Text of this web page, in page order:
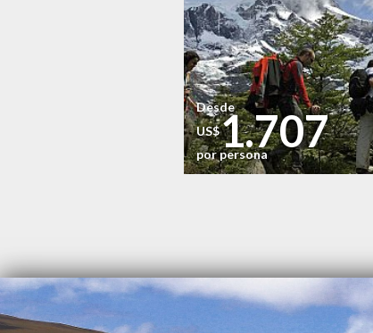
Desde
US$1.707
por persona